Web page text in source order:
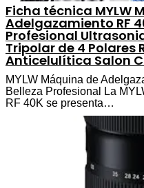
Ficha técnica MYLW
Adelgazamiento RF
Profesional
Tripolar de 4 Polares
Anticelulítica Salon
MYLW Máquina de
Belleza Profesional La
RF 40K se presenta…